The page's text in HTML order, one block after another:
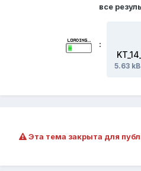
все
:
5.63 kB
Эта тема закрыта для